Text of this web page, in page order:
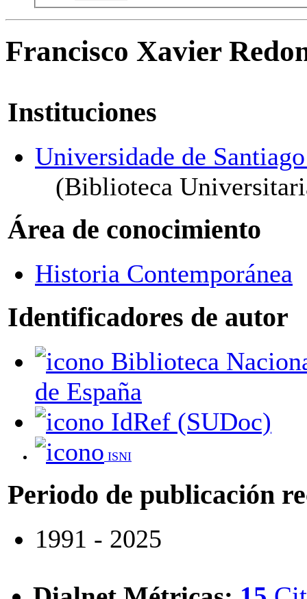
Francisco Xavier
Instituciones
Universidade de
(Biblioteca
Área de conocimiento
Historia Contemporánea
Identificadores de autor
de España
IdRef (SUDoc)
ISNI
Periodo de publicación
1991 - 2025